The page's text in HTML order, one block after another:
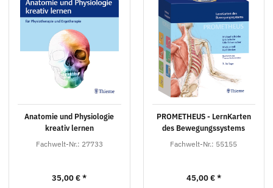
Anatomie und Physiologie
kreativ lernen
Fachwelt-Nr.: 27733
35,00 €*
PROMETHEUS - LernKarten
des Bewegungssystems
Fachwelt-Nr.: 55155
45,00 €*